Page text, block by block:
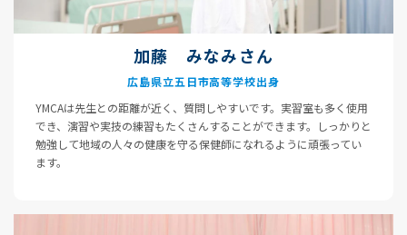
加藤 みなみさん
広島県立五日市高等学校出身
YMCAは先生との距離が近く、質問しやすいです。実習室も多く使用
でき、演習や実技の練習もたくさんすることができます。しっかりと
勉強して地域の人々の健康を守る保健師になれるように頑張ってい
ます。